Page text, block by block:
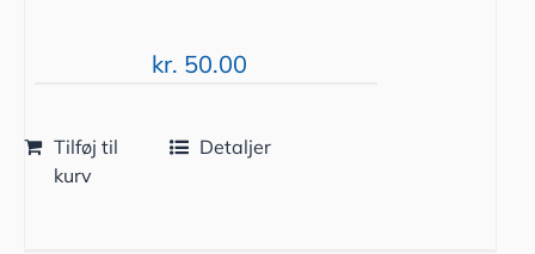
kr. 50.00
Tilføj til
kurv
Detaljer